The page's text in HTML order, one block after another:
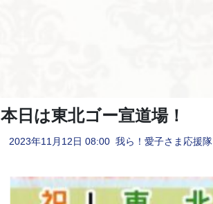
本日は東北ゴー宣道場！
2023年11月12日 08:00 我ら！愛子さま応援隊